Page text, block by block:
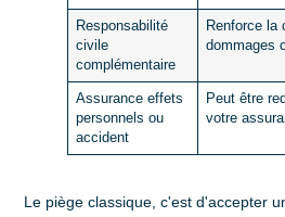
Responsabilité
civile
complémentaire
Renforce la
dommages
Assurance effets
personnels ou
accident
Peut être
votre
Le piège classique, c'est d'accepter